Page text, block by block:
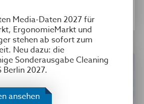
der Interclean 2018.
Media-Daten 2027 für
ErgonomieMarkt und
stehen ab sofort zum
Neu dazu: die
Sonderausgabe Cleaning
Berlin 2027.
ansehen